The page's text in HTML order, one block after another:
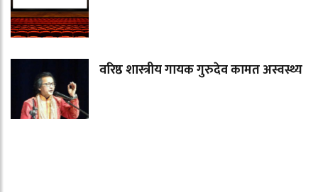
वरिष्ठ शास्त्रीय गायक गुरुदेव कामत अस्वस्थ्य